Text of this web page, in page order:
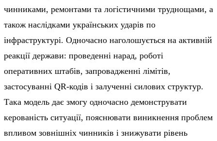
чинниками, ремонтами та логістичними труднощами, а
також наслідками українських ударів по
інфраструктурі. Одночасно наголошується на активній
реакції держави: проведенні нарад, роботі
оперативних штабів, запровадженні лімітів,
застосуванні QR-кодів і залученні силових структур.
Така модель дає змогу одночасно демонструвати
керованість ситуації, пояснювати виникнення проблем
впливом зовнішніх чинників і знижувати рівень